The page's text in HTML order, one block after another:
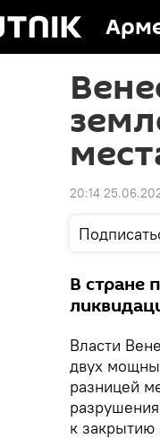
20:14
В стране
Власти
двух
разницей
к закрытию